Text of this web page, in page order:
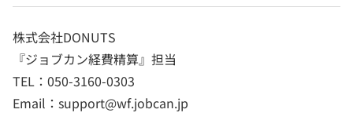
株式会社DONUTS
『ジョブカン経費精算』担当
TEL：050-3160-0303
Email：support@wf.jobcan.jp